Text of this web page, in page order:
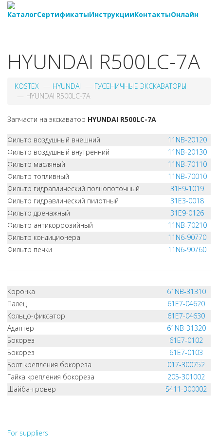
КаталогСертификатыИнструкцииКонтактыОнлайн
HYUNDAI R500LC-7A
KOSTEX HYUNDAI
ГУСЕНИЧНЫЕ ЭКСКАВАТОРЫ
HYUNDAI R500LC-7A
Запчасти на экскаватор HYUNDAI R500LC-7A
Фильтр воздушный внешний
11NB-20120
Фильтр воздушный внутренний
11NB-20130
Фильтр масляный
11NB-70110
Фильтр топливный
11NB-70010
Фильтр гидравлический полнопоточный
31E9-1019
Фильтр гидравлический пилотный
31E3-0018
Фильтр дренажный
31E9-0126
Фильтр антикоррозийный
11NB-70210
Фильтр кондиционера
11N6-90770
Фильтр печки
11N6-90760
Коронка
61NB-31310
Палец
61E7-04620
Кольцо-фиксатор
61E7-04630
Адаптер
61NB-31320
Бокорез
61E7-0102
Бокорез
61E7-0103
Болт крепления бокореза
017-300752
Гайка крепления бокореза
205-301002
Шайба-гровер
S411-300002
For suppliers